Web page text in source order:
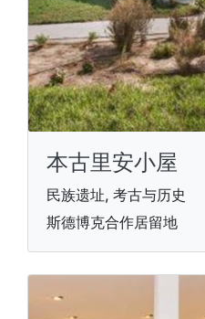
本古里安小屋
民族遗址, 考古与历史
斯德博克合作居留地